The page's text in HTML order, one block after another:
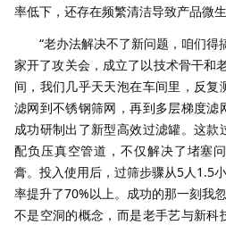
率低下，还存在频繁清洁导致产品微
“老办法解决不了新问题，咱们得
家开了攻关会，成立了以技术骨干和
间，我们几乎天天泡在车间里，反
滤网到不锈钢筛网，再到多层梯度滤
成功研制出了新型高效过滤罐。这款
配负压真空管道，不仅解决了堵塞
膏。投入使用后，过筛步骤从5人1.5
率提升了70%以上。成功的那一刻我
不是空洞的概念，而是老手艺与新科